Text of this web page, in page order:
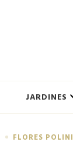
JARDINES
FLORES